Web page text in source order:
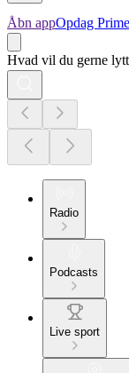
Åbn appOpdag Prime
Hvad vil du gerne
Radio
Podcasts
Live sport